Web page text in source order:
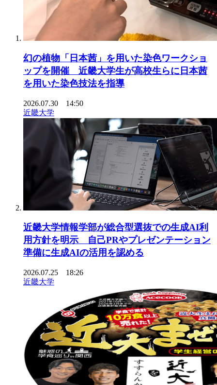
幻の植物「日本茜」を用いた染色ワークショ
ップを開催 近畿大学生が高校生らに日本茜
を用いた染色技法を指導
2026.07.30 14:50
近畿大学
近畿大学情報学部が総合型選抜での生成AI利
用方針を明示 自己PRやプレゼンテーション
準備に生成AIの活用を認める
2026.07.25 18:26
近畿大学